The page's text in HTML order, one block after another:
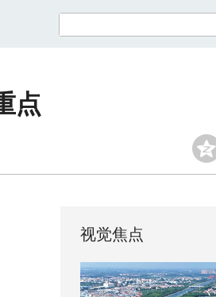
点
视觉焦点